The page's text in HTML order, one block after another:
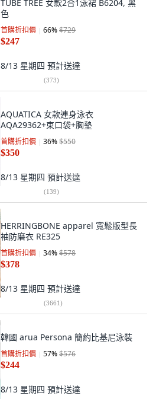
TUBE TREE 女款2合1泳裙 B6204, 黑
色
首購折扣價 66%$729
$247
8/13 星期四 預計送達
(373)
AQUATICA 女款連身泳衣
AQA29362+束口袋+胸墊
首購折扣價 36%$550
$350
8/13 星期四 預計送達
(139)
HERRINGBONE apparel 寬鬆版型長
袖防磨衣 RE325
首購折扣價 34%$578
$378
8/13 星期四 預計送達
(3661)
韓國 arua Persona 簡約比基尼泳裝
首購折扣價 57%$576
$244
8/13 星期四 預計送達